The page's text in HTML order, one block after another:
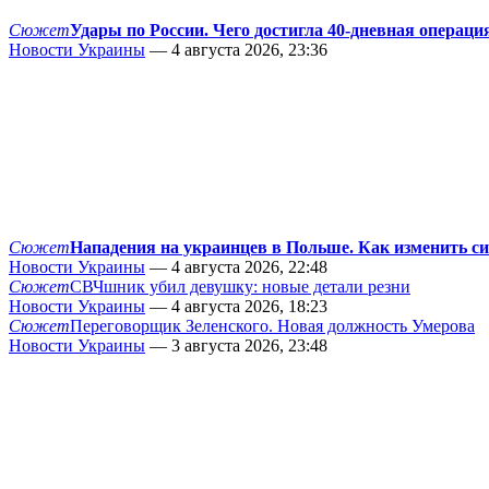
СюжетУдары по России. Чего достигла 40-дневная
Новости Украины — 4 августа 2026, 23:36
СюжетНападения на украинцев в Польше. Как изменить
Новости Украины — 4 августа 2026, 22:48
СюжетСВЧшник убил девушку: новые детали резни
Новости Украины — 4 августа 2026, 18:23
СюжетПереговорщик Зеленского. Новая должность Умерова
Новости Украины — 3 августа 2026, 23:48